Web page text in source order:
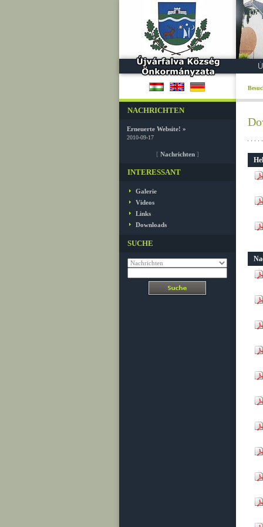
NACHRICHTEN
Erneuerte Website! »
2010-09-17
[ Nachrichten]
INTERESSANT
Galerie
Videos
Links
Downloads
SUCHE